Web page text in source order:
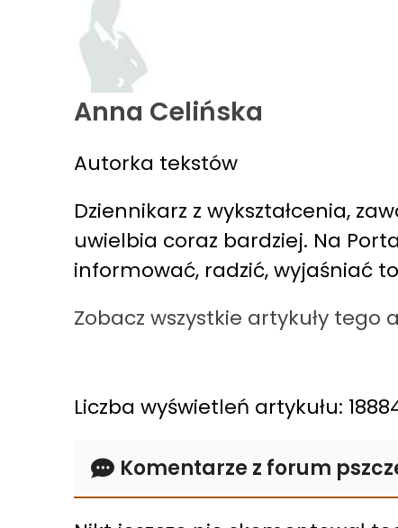
Anna Celińska
Autorka tekstów
Dziennikarz z wykształcenia,
uwielbia coraz bardziej. Na
informować, radzić, wyjaśniać
Zobacz wszystkie artykuły tego
Liczba wyświetleń artykułu:
Komentarze z forum